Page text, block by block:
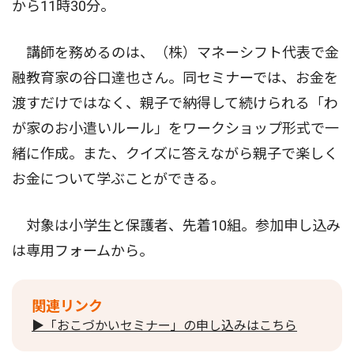
から11時30分。
講師を務めるのは、（株）マネーシフト代表で金
融教育家の谷口達也さん。同セミナーでは、お金を
渡すだけではなく、親子で納得して続けられる「わ
が家のお小遣いルール」をワークショップ形式で一
緒に作成。また、クイズに答えながら親子で楽しく
お金について学ぶことができる。
対象は小学生と保護者、先着10組。参加申し込み
は専用フォームから。
関連リンク
▶「おこづかいセミナー」の申し込みはこちら